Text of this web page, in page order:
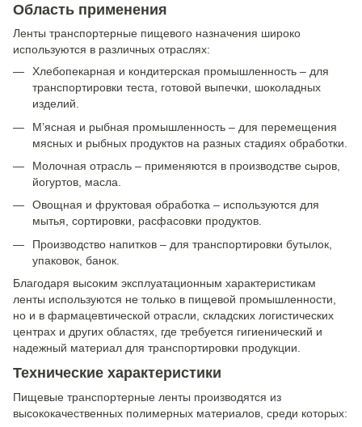
Область применения
Ленты транспортерные пищевого назначения широко
используются в различных отраслях:
Хлебопекарная и кондитерская промышленность – для
транспортировки теста, готовой выпечки, шоколадных
изделий.
М’ясная и рыбная промышленность – для перемещения
мясных и рыбных продуктов на разных стадиях обработки.
Молочная отрасль – применяются в производстве сыров,
йогуртов, масла.
Овощная и фруктовая обработка – используются для
мытья, сортировки, расфасовки продуктов.
Производство напитков – для транспортировки бутылок,
упаковок, банок.
Благодаря высоким эксплуатационным характеристикам
ленты используются не только в пищевой промышленности,
но и в фармацевтической отрасли, складских логистических
центрах и других областях, где требуется гигиенический и
надежный материал для транспортировки продукции.
Технические характеристики
Пищевые транспортерные ленты производятся из
высококачественных полимерных материалов, среди которых: